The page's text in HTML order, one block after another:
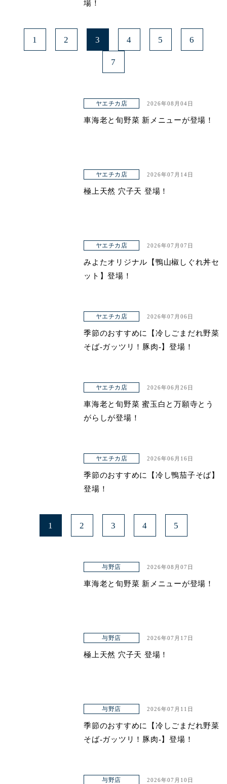
場！
1 2 3 4 5 6
7
ヤエチカ店 2026年08月04日
車海老と旬野菜 新メニューが登場！
ヤエチカ店 2026年07月14日
極上天然 穴子天 登場！
ヤエチカ店 2026年07月07日
みよたオリジナル【鴨山椒しぐれ丼セ
ット】登場！
ヤエチカ店 2026年07月06日
季節のおすすめに【冷しごまだれ野菜
そば-ガッツリ！豚肉-】登場！
ヤエチカ店 2026年06月26日
車海老と旬野菜 蜜玉白と万願寺とう
がらしが登場！
ヤエチカ店 2026年06月16日
季節のおすすめに【冷し鴨茄子そば】
登場！
1 2 3 4 5
与野店 2026年08月07日
車海老と旬野菜 新メニューが登場！
与野店 2026年07月17日
極上天然 穴子天 登場！
与野店 2026年07月11日
季節のおすすめに【冷しごまだれ野菜
そば-ガッツリ！豚肉-】登場！
与野店 2026年07月10日